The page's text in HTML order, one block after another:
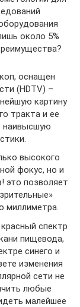
около 5%
оснащен
(HDTV) –
картину
тракта и ее
наивысшую
высокого
фокус, но и
это позволяет
миллиметра.
спектр
пищевода,
синего и
изменения
сети не
любые
малейшее